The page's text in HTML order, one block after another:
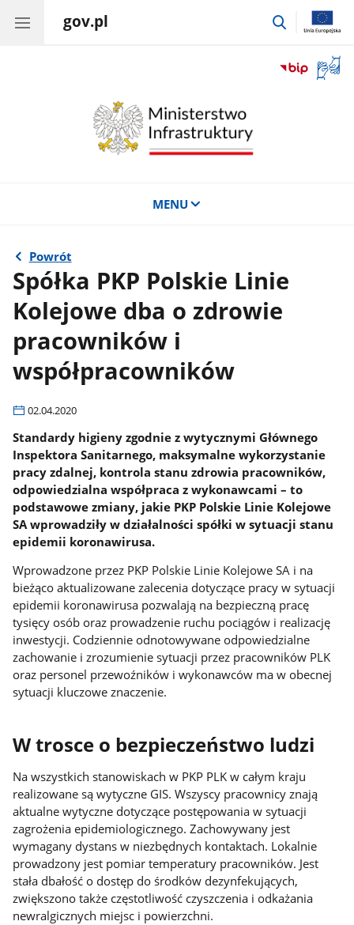
gov.pl
przejdź
okno
MENU
Powrót
Spółka PKP Polskie Linie
Kolejowe dba o zdrowie
pracowników i
współpracowników
02.04.2020
Standardy higieny zgodnie z wytycznymi Głównego
Inspektora Sanitarnego, maksymalne wykorzystanie
pracy zdalnej, kontrola stanu zdrowia pracowników,
odpowiedzialna współpraca z wykonawcami – to
podstawowe zmiany, jakie PKP Polskie Linie Kolejowe
SA wprowadziły w działalności spółki w sytuacji stanu
epidemii koronawirusa.
Wprowadzone przez PKP Polskie Linie Kolejowe SA i na
bieżąco aktualizowane zalecenia dotyczące pracy w sytuacji
epidemii koronawirusa pozwalają na bezpieczną pracę
tysięcy osób oraz prowadzenie ruchu pociągów i realizację
inwestycji. Codziennie odnotowywane odpowiedzialne
zachowanie i zrozumienie sytuacji przez pracowników PLK
oraz personel przewoźników i wykonawców ma w obecnej
sytuacji kluczowe znaczenie.
W trosce o bezpieczeństwo ludzi
Na wszystkich stanowiskach w PKP PLK w całym kraju
realizowane są wytyczne GIS. Wszyscy pracownicy znają
aktualne wytyczne dotyczące postępowania w sytuacji
zagrożenia epidemiologicznego. Zachowywany jest
wymagany dystans w niezbędnych kontaktach. Lokalnie
prowadzony jest pomiar temperatury pracowników. Jest
stała dbałość o dostęp do środków dezynfekujących,
zwiększono także częstotliwość czyszczenia i odkażania
newralgicznych miejsc i powierzchni.